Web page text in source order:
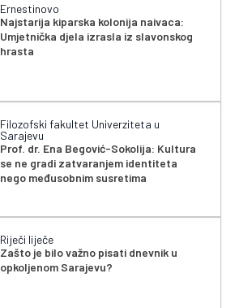
Ernestinovo
Najstarija kiparska kolonija naivaca:
Umjetnička djela izrasla iz slavonskog
hrasta
Filozofski fakultet Univerziteta u
Sarajevu
Prof. dr. Ena Begović-Sokolija: Kultura
se ne gradi zatvaranjem identiteta
nego međusobnim susretima
Riječi liječe
Zašto je bilo važno pisati dnevnik u
opkoljenom Sarajevu?